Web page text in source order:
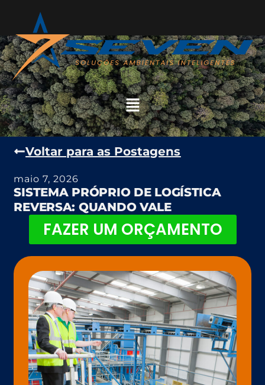
Voltar para as Postagens
maio 7, 2026
SISTEMA PRÓPRIO DE LOGÍSTICA
REVERSA: QUANDO VALE
FAZER UM ORÇAMENTO